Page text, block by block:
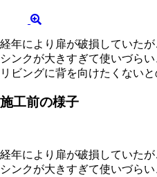
経年により扉が破損していた
シンクが大きすぎて使いづら
リビングに背を向けたくないと
施工前の様子
経年により扉が破損していた
シンクが大きすぎて使いづら